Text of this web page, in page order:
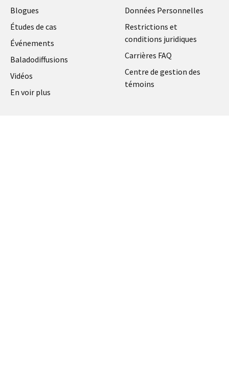
Blogues
Études de cas
Événements
Baladodiffusions
Vidéos
En voir plus
Données Personnelles
Restrictions et
conditions juridiques
Carrières FAQ
Centre de gestion des
témoins